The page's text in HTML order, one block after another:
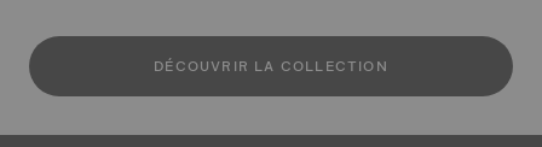
DÉCOUVRIR LA COLLECTION